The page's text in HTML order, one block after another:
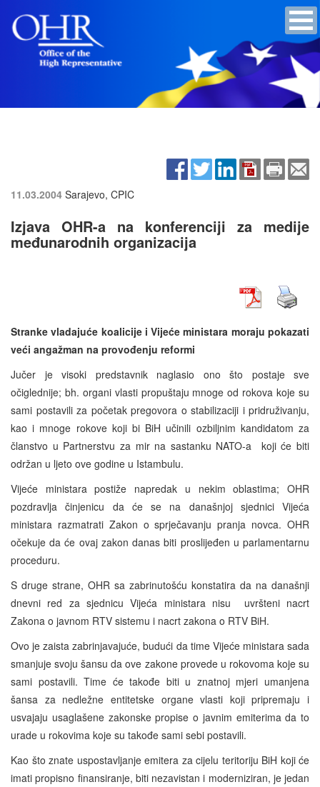
11.03.2004 Sarajevo, CPIC
Izjava OHR-a na konferenciji za medije
međunarodnih organizacija
Stranke vladajuće koalicije i Vijeće ministara moraju pokazati
veći angažman na provođenju reformi
Jučer je visoki predstavnik naglasio ono što postaje sve
očiglednije; bh. organi vlasti propuštaju mnoge od rokova koje su
sami postavili za početak pregovora o stabilizaciji i pridruživanju,
kao i mnoge rokove koji bi BiH učinili ozbiljnim kandidatom za
članstvo u Partnerstvu za mir na sastanku NATO-a koji će biti
održan u ljeto ove godine u Istambulu.
Vijeće ministara postiže napredak u nekim oblastima; OHR
pozdravlja činjenicu da će se na današnjoj sjednici Vijeća
ministara razmatrati Zakon o sprječavanju pranja novca. OHR
očekuje da će ovaj zakon danas biti proslijeđen u parlamentarnu
proceduru.
S druge strane, OHR sa zabrinutošću konstatira da na današnji
dnevni red za sjednicu Vijeća ministara nisu uvršteni nacrt
Zakona o javnom RTV sistemu i nacrt zakona o RTV BiH.
Ovo je zaista zabrinjavajuće, budući da time Vijeće ministara sada
smanjuje svoju šansu da ove zakone provede u rokovoma koje su
sami postavili. Time će takođe biti u znatnoj mjeri umanjena
šansa za nedležne entitetske organe vlasti koji pripremaju i
usvajaju usaglašene zakonske propise o javnim emiterima da to
urade u rokovima koje su takođe sami sebi postavili.
Kao što znate uspostavljanje emitera za cijelu teritoriju BiH koji će
imati propisno finansiranje, biti nezavistan i moderniziran, je jedan